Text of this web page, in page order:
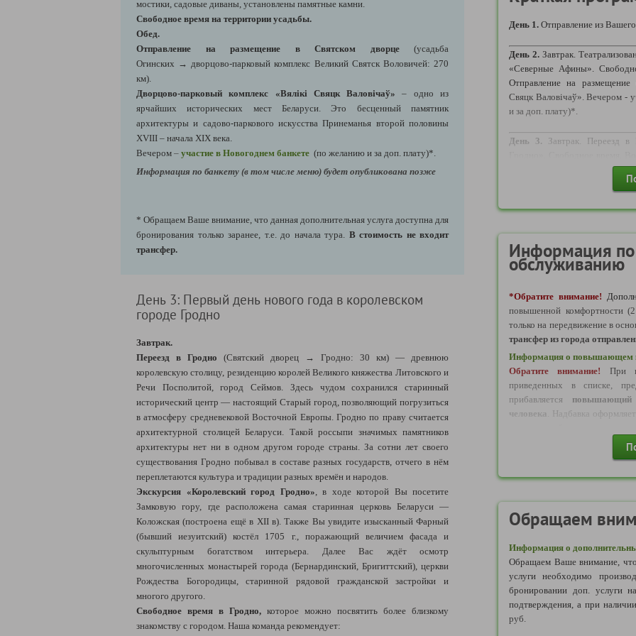
мостики, садовые диваны, установлены памятные камни.
Свободное время на территории усадьбы.
Обед.
Отправление на размещение в Святском дворце(усадьба
Огинских → дворцово-парковый комплекс Великий Святск Воловичей: 270
км).
Дворцово-парковый комплекс «Вялікі Свяцк Валовічаў» – одно из
ярчайших исторических мест Беларуси. Это бесценный памятник
архитектуры и садово-паркового искусства Принеманья второй половины
XVIII – начала XIX века.
Вечером – участие в Новогоднем банкете (по желанию и за доп. плату)*.
Информация по банкету (в том числе меню) будет опубликована позже
* Обращаем Ваше внимание, что данная дополнительная услуга доступна для
бронирования только заранее, т.е. до начала тура. В стоимость не входит
трансфер.
День 3: Первый день нового года в королевском
городе Гродно
Завтрак.
Переезд в Гродно (Святский дворец → Гродно: 30 км) — древнюю
королевскую столицу, резиденцию королей Великого княжества Литовского и
Речи Посполитой, город Сеймов. Здесь чудом сохранился старинный
исторический центр — настоящий Старый город, позволяющий погрузиться
в атмосферу средневековой Восточной Европы. Гродно по праву считается
архитектурной столицей Беларуси. Такой россыпи значимых памятников
архитектуры нет ни в одном другом городе страны. За сотни лет своего
существования Гродно побывал в составе разных государств, отчего в нём
переплетаются культура и традиции разных времён и народов.
Экскурсия «Королевский город Гродно» , в ходе которой Вы посетите
Замковую гору, где расположена самая старинная церковь Беларуси —
Коложская (построена ещё в XII в). Также Вы увидите изысканный Фарный
(бывший иезуитский) костёл 1705 г., поражающий величием фасада и
скульптурным богатством интерьера. Далее Вас ждёт осмотр
многочисленных монастырей города (Бернардинский, Бригиттский), церкви
Рождества Богородицы, старинной рядовой гражданской застройки и
многого другого.
Свободное время в Гродно, которое можно посвятить более близкому
знакомству с городом. Наша команда рекомендует:
пропуска на границе между
Требуются следующие
1) ДЛЯ ВЗРОСЛОГО
- Действующий
В соответствии с
Правительства Российской
(далее – Положение), имеет
от 14 лет – до достижения
от 20 лет – до достижения
граждане Российской
внутрироссийскому
внутрироссийского
возраста 20 и 45 лет, а
сведений о дате (число,
то, что на территории РФ
до дня оформления нового
дней после дня наступления
ИЛИ
- Действующий Паспорт
удостоверяющий личность
пределами территории
Может использоваться для
- Действующий
Российскую Федерацию до
указанной в паспорте).
2) ДЛЯ
Требуется документ,
-Действующий
ИЛИ
День 1. Отправление из
День 2.Завтрак.
«Северные Афины».
Отправление на размещение
Свяцк Валовічаў». Вечером -
и за доп. плату)*.
День 3. Завтрак. Переезд в
экскурсия «Святский
День 5. Возвращение.
Информация по
обслуживанию
*Обратите внимание!
повышенной комфортности
только на передвижение в
трансфер из города
Информация о повышающем
Обратите внимание!
При
приведенных в списке,
прибавляется повышающий
человека
. Надбавка
Надбавка за отправление
Надбавка за отправление в
Балахна, Вичуга, Вязники,
Кимры, Кинешма, Ковров,
Тула, Шуя, Московская
Голицыно, Дмитров,
Железнодорожный,
Краснознаменск, Лобня,
Обращаем
Информация о
Обращаем Ваше внимание,
услуги необходимо
бронировании доп. услуги
подтверждения, а при
руб.